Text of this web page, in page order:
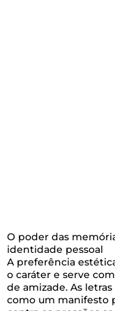
O poder das
identidade pessoal
A preferência
o caráter e serve
de amizade. As
como um manifesto